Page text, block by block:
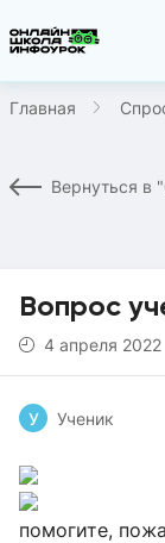
Главная
Вернуться в
Вопрос
4 апреля 2022
У Ученик
помогите,